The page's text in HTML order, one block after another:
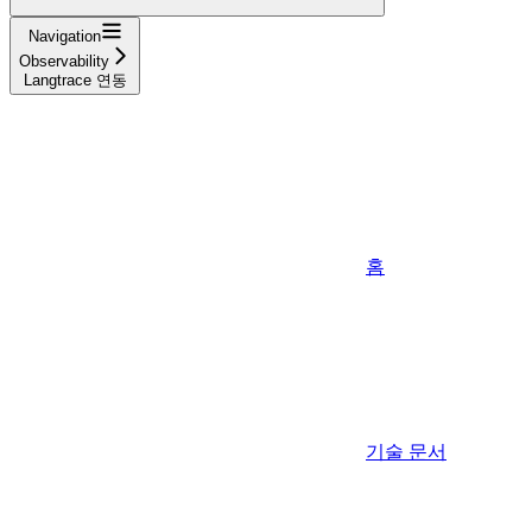
Navigation
Observability
Langtrace 연동
홈
기술 문서